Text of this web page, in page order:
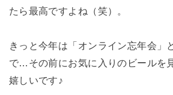
たら最高ですよね（笑）。
きっと今年は「オンライン忘年会」
で…その前にお気に入りのビールを
嬉しいです♪